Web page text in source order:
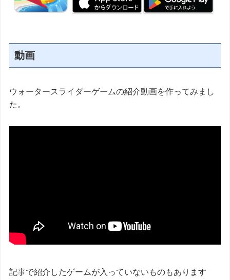
動画
ウォータースライダーゲームの紹介動画を作ってみまし
た。
記事で紹介したゲームが入っていないものもあります